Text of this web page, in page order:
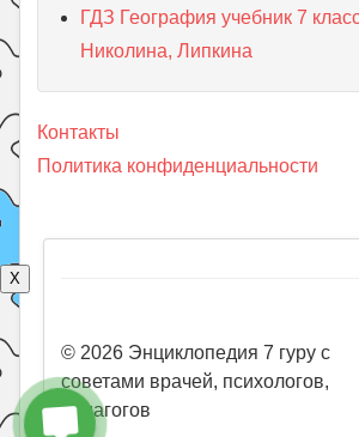
ГДЗ География учебник 7
Николина, Липкина
Контакты
Политика конфиденциальности
X
© 2026 Энциклопедия 7 гуру с
советами врачей, психологов,
педагогов